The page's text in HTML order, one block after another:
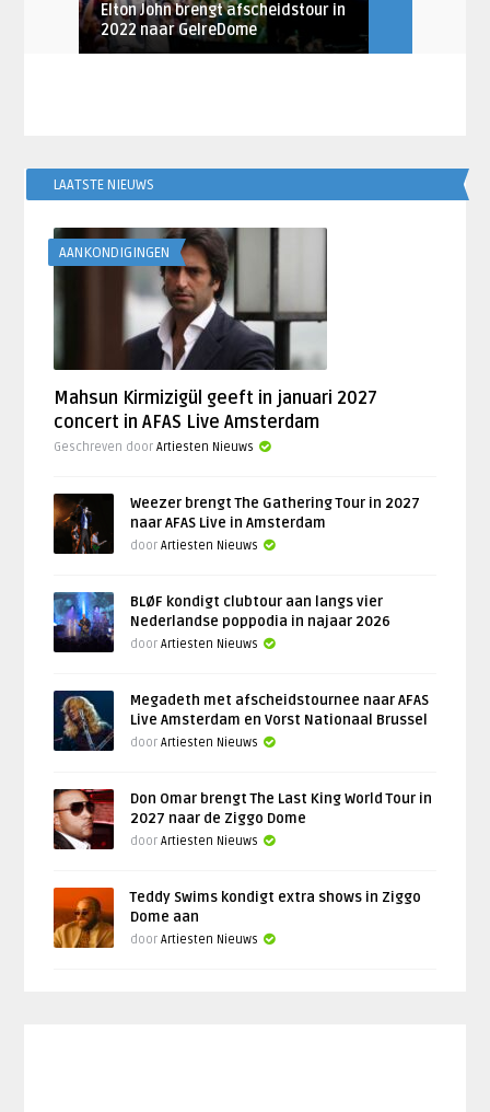
Elton John brengt afscheidstour in
2022 naar GelreDome
LAATSTE NIEUWS
AANKONDIGINGEN
Mahsun Kirmizigül geeft in januari 2027
concert in AFAS Live Amsterdam
Geschreven doorArtiesten Nieuws
Weezer brengt The Gathering Tour in 2027
naar AFAS Live in Amsterdam
doorArtiesten Nieuws
BLØF kondigt clubtour aan langs vier
Nederlandse poppodia in najaar 2026
doorArtiesten Nieuws
Megadeth met afscheidstournee naar AFAS
Live Amsterdam en Vorst Nationaal Brussel
doorArtiesten Nieuws
Don Omar brengt The Last King World Tour in
2027 naar de Ziggo Dome
doorArtiesten Nieuws
Teddy Swims kondigt extra shows in Ziggo
Dome aan
doorArtiesten Nieuws